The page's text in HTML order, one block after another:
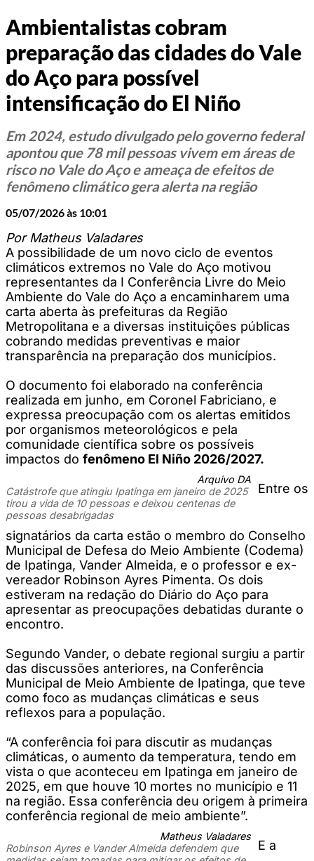
Ambientalistas cobram
preparação das cidades do Vale
do Aço para possível
intensificação do El Niño
Em 2024, estudo divulgado pelo governo federal
apontou que 78 mil pessoas vivem em áreas de
risco no Vale do Aço e ameaça de efeitos de
fenômeno climático gera alerta na região
05/07/2026 às 10:01
Por Matheus Valadares
A possibilidade de um novo ciclo de eventos
climáticos extremos no Vale do Aço motivou
representantes da I Conferência Livre do Meio
Ambiente do Vale do Aço a encaminharem uma
carta aberta às prefeituras da Região
Metropolitana e a diversas instituições públicas
cobrando medidas preventivas e maior
transparência na preparação dos municípios.
O documento foi elaborado na conferência
realizada em junho, em Coronel Fabriciano, e
expressa preocupação com os alertas emitidos
por organismos meteorológicos e pela
comunidade científica sobre os possíveis
impactos do fenômeno El Niño 2026/2027.
Arquivo DA
Catástrofe que atingiu Ipatinga em janeiro de 2025
tirou a vida de 10 pessoas e deixou centenas de
pessoas desabrigadas
Entre os
signatários da carta estão o membro do Conselho
Municipal de Defesa do Meio Ambiente (Codema)
de Ipatinga, Vander Almeida, e o professor e ex-
vereador Robinson Ayres Pimenta. Os dois
estiveram na redação do Diário do Aço para
apresentar as preocupações debatidas durante o
encontro.
Segundo Vander, o debate regional surgiu a partir
das discussões anteriores, na Conferência
Municipal de Meio Ambiente de Ipatinga, que teve
como foco as mudanças climáticas e seus
reflexos para a população.
“A conferência foi para discutir as mudanças
climáticas, o aumento da temperatura, tendo em
vista o que aconteceu em Ipatinga em janeiro de
2025, em que houve 10 mortes no município e 11
na região. Essa conferência deu origem à primeira
conferência regional de meio ambiente”.
Matheus Valadares
Robinson Ayres e Vander Almeida defendem que
E a